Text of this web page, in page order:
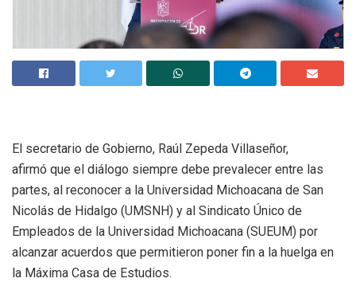
El secretario de Gobierno, Raúl Zepeda Villaseñor,
afirmó que el diálogo siempre debe prevalecer entre las
partes, al reconocer a la Universidad Michoacana de San
Nicolás de Hidalgo (UMSNH) y al Sindicato Único de
Empleados de la Universidad Michoacana (SUEUM) por
alcanzar acuerdos que permitieron poner fin a la huelga en
la Máxima Casa de Estudios.